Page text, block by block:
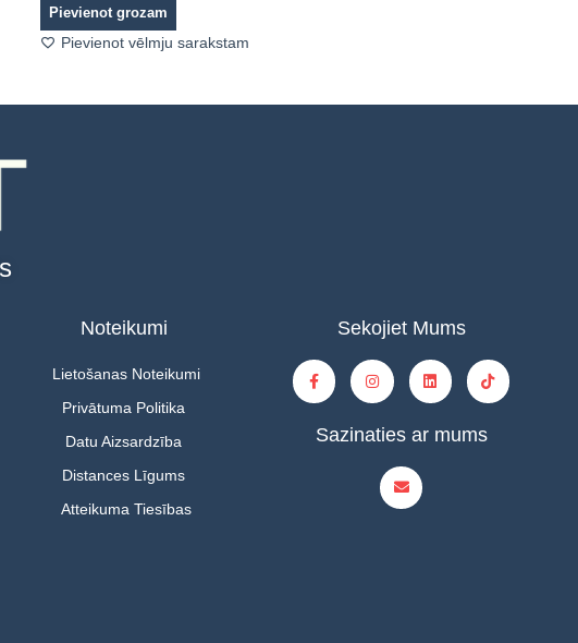
Pievienot grozam
Pievienot vēlmju sarakstam
Noteikumi
Lietošanas Noteikumi
Privātuma Politika
Datu Aizsardzība
Distances Līgums
Atteikuma Tiesības
Sekojiet Mums
Sazinaties ar mums